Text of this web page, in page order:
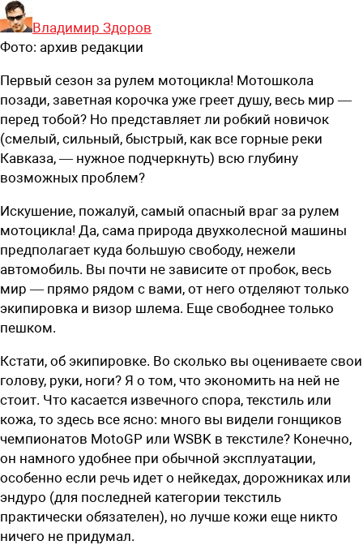
Владимир Здоров
Фото: архив редакции
Первый сезон за рулем мотоцикла! Мотошкола
позади, заветная корочка уже греет душу, весь мир —
перед тобой? Но представляет ли робкий новичок
(смелый, сильный, быстрый, как все горные реки
Кавказа, — нужное подчеркнуть) всю глубину
возможных проблем?
Искушение, пожалуй, самый опасный враг за рулем
мотоцикла! Да, сама природа двухколесной машины
предполагает куда большую свободу, нежели
автомобиль. Вы почти не зависите от пробок, весь
мир — прямо рядом с вами, от него отделяют только
экипировка и визор шлема. Еще свободнее только
пешком.
Кстати, об экипировке. Во сколько вы оцениваете свои
голову, руки, ноги? Я о том, что экономить на ней не
стоит. Что касается извечного спора, текстиль или
кожа, то здесь все ясно: много вы видели гонщиков
чемпионатов МоtоGP или WSBK в текстиле? Конечно,
он намного удобнее при обычной эксплуатации,
особенно если речь идет о нейкедах, дорожниках или
эндуро (для последней категории текстиль
практически обязателен), но лучше кожи еще никто
ничего не придумал.